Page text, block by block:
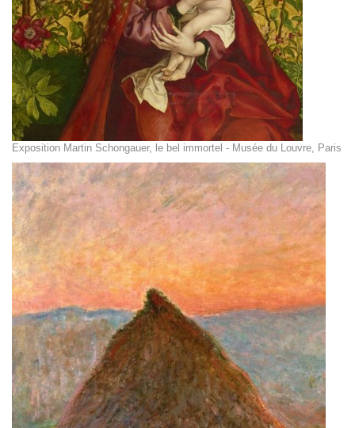
Exposition Martin Schongauer, le bel immortel - Musée du Louvre, Paris